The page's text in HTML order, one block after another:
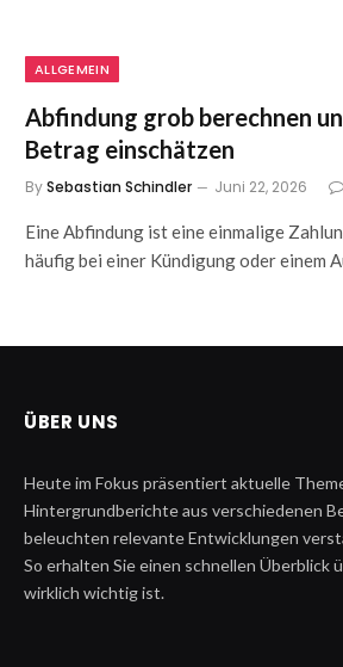
ALLGEMEIN
Abfindung grob berechnen
Betrag einschätzen
BySebastian Schindler Juni 22, 2026
Eine Abfindung ist eine einmalige
häufig bei einer Kündigung oder einem
ÜBER UNS
Heute im Fokus präsentiert aktuelle
Hintergrundberichte aus verschiedenen
beleuchten relevante Entwicklungen
So erhalten Sie einen schnellen Überblick
wirklich wichtig ist.